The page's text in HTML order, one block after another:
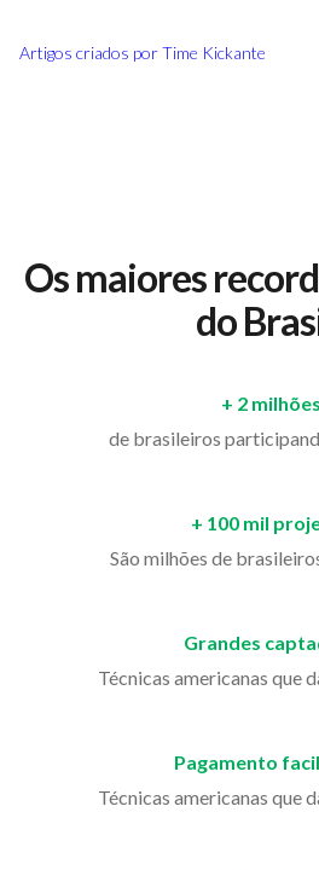
Artigos criados porTime Kickante
Os maiores
do
+ 2 milhões
de brasileiros
+ 100 mil
São milhões de
Grandes
Técnicas americanas que
Pagamento
Técnicas americanas que